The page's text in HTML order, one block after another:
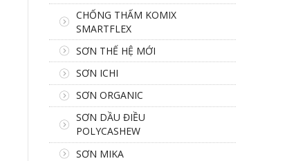
CHỐNG THẤM KOMIX
SMARTFLEX
SƠN THẾ HỆ MỚI
SƠN ICHI
SƠN ORGANIC
SƠN DẦU ĐIỀU
POLYCASHEW
SƠN MIKA